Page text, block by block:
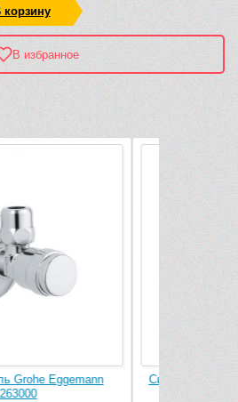
корзину
В избранное
Kludi 1025505-00
глянцевый)